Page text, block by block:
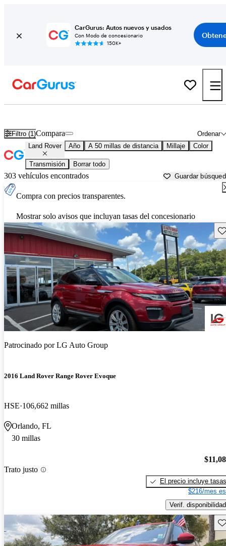
CarGurus: Autos nuevos y usados
Con Modo de concesionario
150K+
Filtro (1) Ordenar
Compara
Land Rover Año A 50 millas de distancia Millaje Color
Transmisión Borrar todo
303 vehículos encontrados Guardar
Compra con precios transparentes.
Mostrar solo avisos que incluyan tasas del concesionario
Patrocinado porLG Auto Group
2016 Land Rover Range Rover Evoque
HSE 106,662 millas
Orlando, FL
30 millas
Trato justo
El precio incluye tasas
$216/mes
Verif. disponibilidad